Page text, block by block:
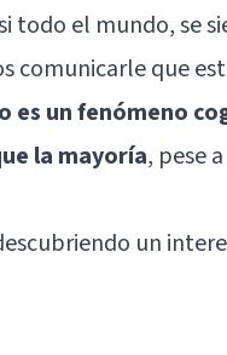
todo el mundo, se
comunicarle que
es un fenómeno
la mayoría, pese
un